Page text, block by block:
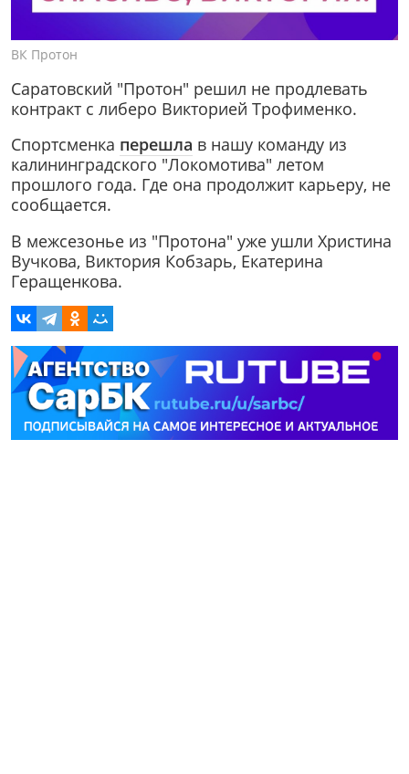
ВК Протон
Саратовский "Протон" решил не продлевать
контракт с либеро Викторией Трофименко.
Спортсменка перешла в нашу команду из
калининградского "Локомотива" летом
прошлого года. Где она продолжит карьеру, не
сообщается.
В межсезонье из "Протона" уже ушли Христина
Вучкова, Виктория Кобзарь, Екатерина
Геращенкова.